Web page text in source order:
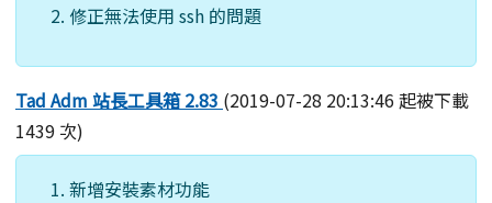
修正無法使用 ssh 的問題
Tad Adm 站長工具箱 2.83 (2019-07-28 20:13:46 起被下載
1439 次)
新增安裝素材功能